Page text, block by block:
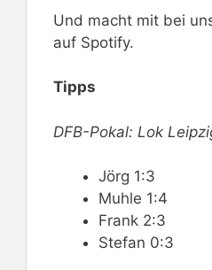
Und macht mit bei
auf Spotify.
Tipps
DFB-Pokal: Lok
Jörg 1:3
Muhle 1:4
Frank 2:3
Stefan 0:3